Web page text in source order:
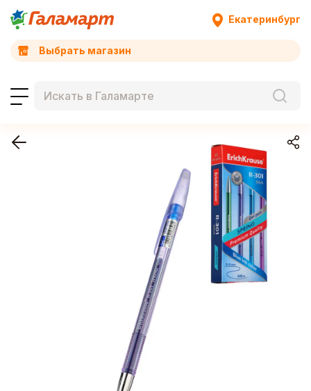
Екатеринбург
Выбрать магазин